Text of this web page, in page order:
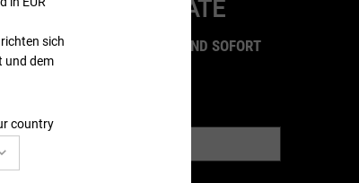
IMMER UP-TO-DATE
NEWSLETTER ANMELDEN UND SOFORT
AB 40€ ERHALTEN
sich
und dem
country